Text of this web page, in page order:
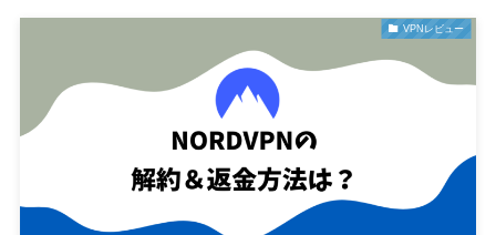
VPNレビュー